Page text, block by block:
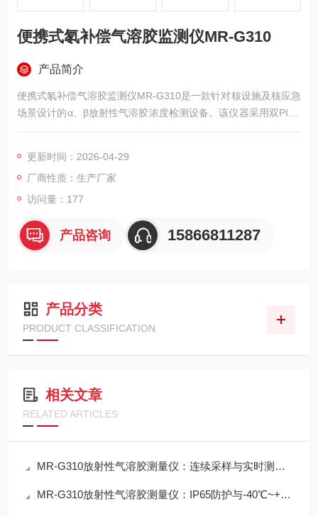
便携式氡补偿气溶胶监测仪MR-G310
产品简介
便携式氡补偿气溶胶监测仪MR-G310是一款针对核设施及核应急
场景设计的α、β放射性气溶胶浓度检测设备。该仪器采用双PIPS
固态探测器与峰值拟合算法，可有效消除氡钍及γ本底干扰，实现
更新时间：2026-04-29
厂商性质：生产厂家
访问量：177
产品咨询 15866811287
产品分类
PRODUCT CLASSIFICATION
相关文章
RELATED ARTICLES
MR-G310放射性气溶胶测量仪：连续采样与实时测量一体化设计
MR-G310放射性气溶胶测量仪：IP65防护与-40℃~+50℃宽温工作能力